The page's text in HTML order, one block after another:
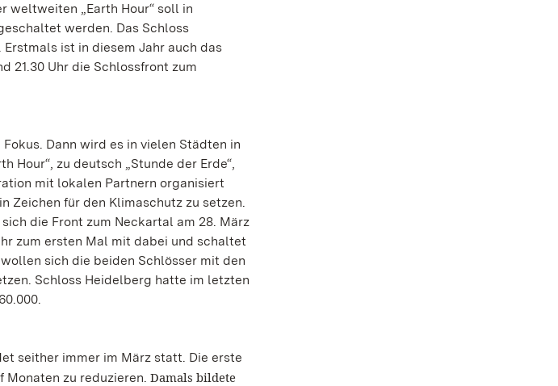
weltweiten „Earth Hour“ soll in
werden. Das Schloss
ist in diesem Jahr auch das
21.30 Uhr die Schlossfront zum
Dann wird es in vielen Städten in
Hour“, zu deutsch „Stunde der Erde“,
mit lokalen Partnern organisiert
Zeichen für den Klimaschutz zu setzen.
die Front zum Neckartal am 28. März
zum ersten Mal mit dabei und schaltet
sich die beiden Schlösser mit den
Schloss Heidelberg hatte im letzten
seither immer im März statt. Die erste
zu reduzieren. Damals bildete